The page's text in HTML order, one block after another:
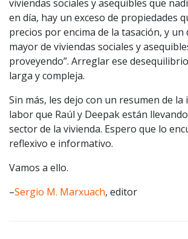
viviendas sociales y asequibles que
en día, hay un exceso de propiedades
precios por encima de la tasación, y un
mayor de viviendas sociales y
proveyendo”. Arreglar ese
larga y compleja.
Sin más, les dejo con un resumen de
labor que Raúl y Deepak están
sector de la vivienda. Espero que lo
reflexivo e informativo.
Vamos a ello.
–Sergio M. Marxuach, editor